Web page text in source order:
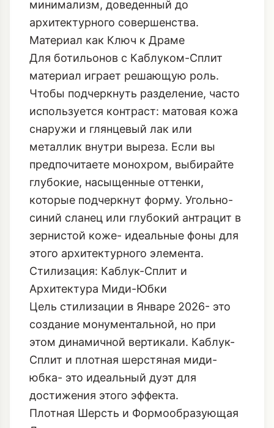
минимализм, доведенный до
архитектурного совершенства.
Материал как Ключ к Драме
Для ботильонов с Каблуком-Сплит
материал играет решающую роль.
Чтобы подчеркнуть разделение, часто
используется контраст: матовая кожа
снаружи и глянцевый лак или
металлик внутри выреза. Если вы
предпочитаете монохром, выбирайте
глубокие, насыщенные оттенки,
которые подчеркнут форму. Угольно-
синий сланец или глубокий антрацит в
зернистой коже- идеальные фоны для
этого архитектурного элемента.
Стилизация: Каблук-Сплит и
Архитектура Миди-Юбки
Цель стилизации в Январе 2026- это
создание монументальной, но при
этом динамичной вертикали. Каблук-
Сплит и плотная шерстяная миди-
юбка- это идеальный дуэт для
достижения этого эффекта.
Плотная Шерсть и Формообразующая